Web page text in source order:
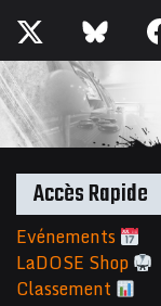
Accès Rapide
Evénements
LaDOSE Shop
Classement